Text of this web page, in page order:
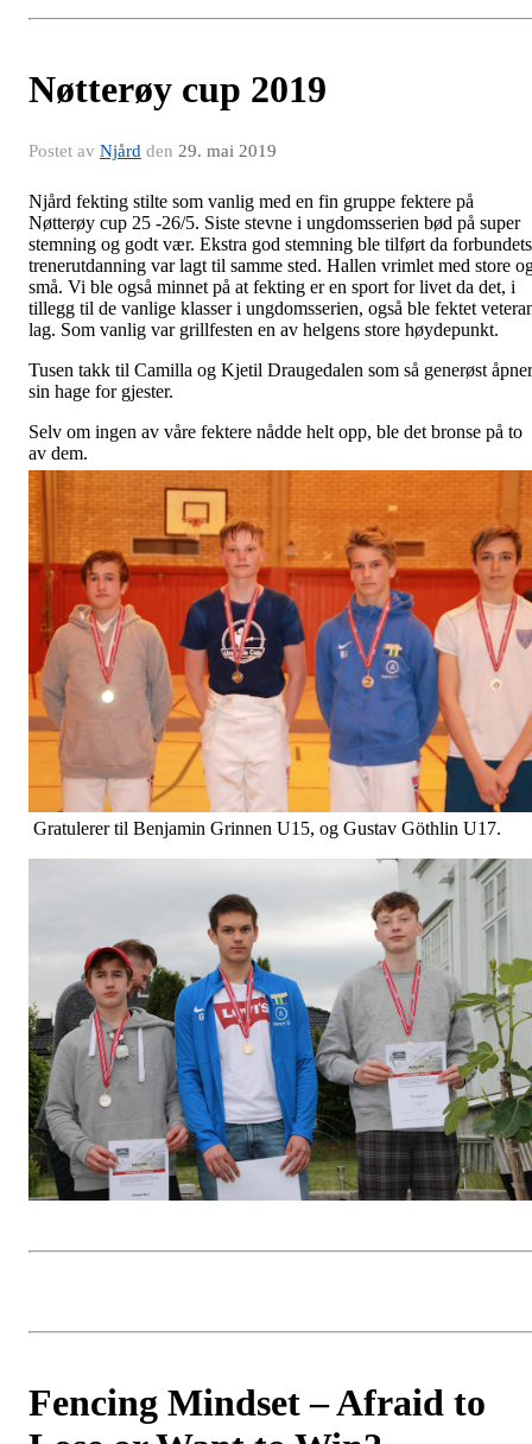
Nøtterøy cup 2019
Postet av Njård den 29. mai 2019
Njård fekting stilte som vanlig med en fin gruppe fektere på
Nøtterøy cup 25 -26/5. Siste stevne i ungdomsserien bød på super
stemning og godt vær. Ekstra god stemning ble tilført da forbundets
trenerutdanning var lagt til samme sted. Hallen vrimlet med store
små. Vi ble også minnet på at fekting er en sport for livet da det, i
tillegg til de vanlige klasser i ungdomsserien, også ble fektet
lag. Som vanlig var grillfesten en av helgens store høydepunkt.
Tusen takk til Camilla og Kjetil Draugedalen som så generøst åpner
sin hage for gjester.
Selv om ingen av våre fektere nådde helt opp, ble det bronse på to
av dem.
Gratulerer til Benjamin Grinnen U15, og Gustav Göthlin U17.
Fencing Mindset – Afraid to